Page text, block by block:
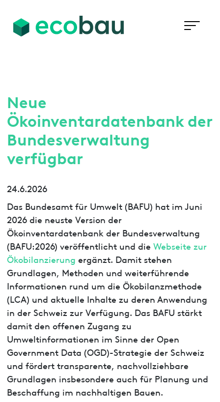
Neue
Ökoinventardatenbank der
Bundesverwaltung
verfügbar
24.6.2026
Das Bundesamt für Umwelt (BAFU) hat im Juni
2026 die neuste Version der
Ökoinventardatenbank der Bundesverwaltung
(BAFU:2026) veröffentlicht und die Webseite zur
Ökobilanzierung ergänzt. Damit stehen
Grundlagen, Methoden und weiterführende
Informationen rund um die Ökobilanzmethode
(LCA) und aktuelle Inhalte zu deren Anwendung
in der Schweiz zur Verfügung. Das BAFU stärkt
damit den offenen Zugang zu
Umweltinformationen im Sinne der Open
Government Data (OGD)-Strategie der Schweiz
und fördert transparente, nachvollziehbare
Grundlagen insbesondere auch für Planung und
Beschaffung im nachhaltigen Bauen.